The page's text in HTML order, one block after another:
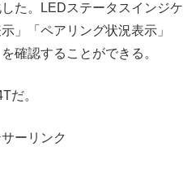
た。LEDステータスインジケ
」「ペアリング状況表示」
確認することができる。
だ。
ーリンク